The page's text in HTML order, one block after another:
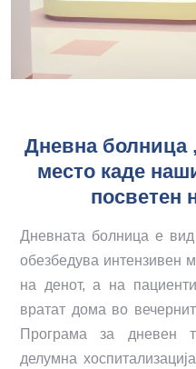
Дневна болница
место каде
посветен
Дневната болница е вид
обезбедува интензивен
на денот, а на
вратат дома во
Програма за дневен
делумна